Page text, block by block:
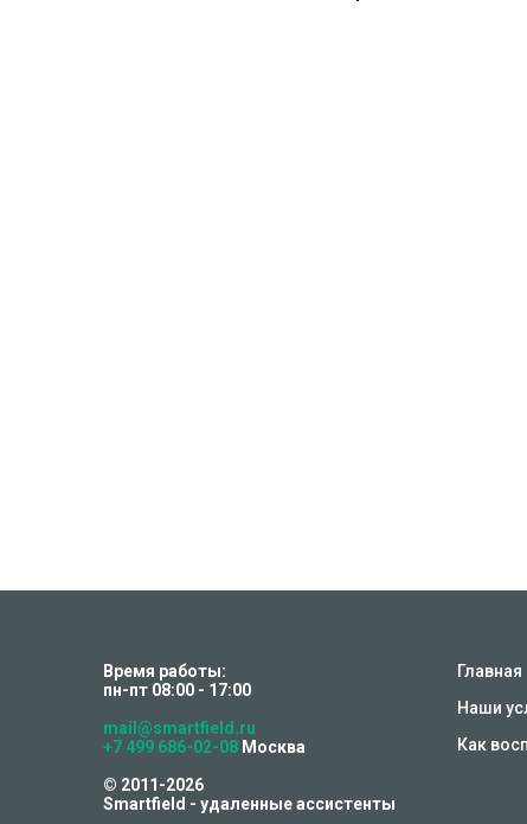
Время работы:
пн-пт 08:00 - 17:00
mail@smartfield.ru
+7 499 686-02-08 Москва
© 2011-2026
Smartfield - удаленные ассистенты
Главная
Наши
Как